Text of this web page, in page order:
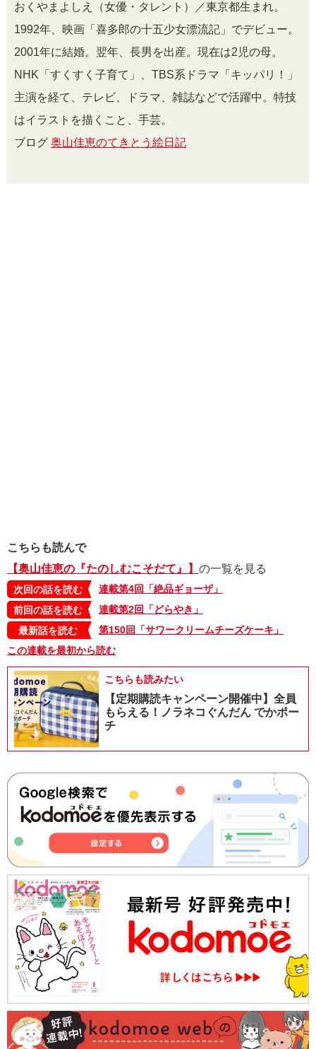
おくやまよしえ（女優・タレント）／東京都生まれ。
1992年、映画「喜多郎の十五少女漂流記」でデビュー。
2001年に結婚。翌年、長男を出産。現在は2児の母。
NHK「すくすく子育て」、TBS系ドラマ「キッパリ！」
主演を経て、テレビ、ドラマ、雑誌などで活躍中。特技
はイラストを描くこと、手芸。
ブログ 奥山佳恵のてきとう絵日記
こちらも読んで
【奥山佳恵の『たのしむこそだて』】 の一覧を見る
次回の話を読む
連載第4回「絶品ギョーザ」
前回の話を読む
連載第2回「どらやき」
最新話を読む
第150回「サワークリームチーズケーキ」
この連載を最初から読む
こちらも読みたい
【定期購読キャンペーン開催中】全員
もらえる！ノラネコぐんだん でかポー
チ